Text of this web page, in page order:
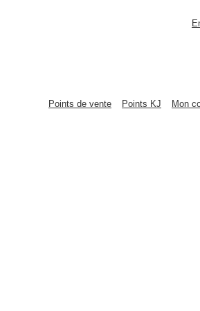
Points de vente Points KJ Mon